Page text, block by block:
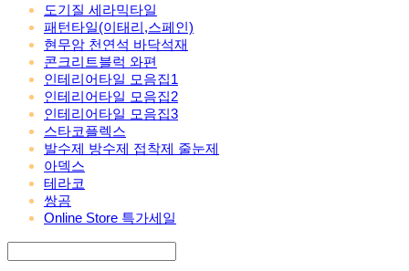
도기질 세라믹타일
패턴타일(이태리,스페인)
현무암 천연석 바닥석재
콘크리트블럭 와편
인테리어타일 모음집1
인테리어타일 모음집2
인테리어타일 모음집3
스타코플렉스
발수제 방수제 접착제 줄눈제
아덱스
테라코
쌍곰
Online Store 특가세일